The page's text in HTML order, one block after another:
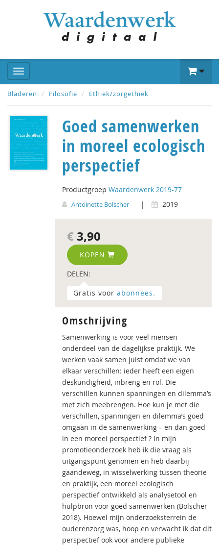
Bladeren Filosofie Ethiek/zorgethiek
Goed samenwerken
in moreel ecologisch
perspectief
Productgroep Waardenwerk 2019-77
Antoinette Bolscher | 2019
€ 3,90
KOPEN
DELEN:
Gratis voor abonnees.
Omschrijving
Samenwerking is voor veel mensen
onderdeel van de dagelijkse praktijk. We
werken vaak samen juist omdat we van
elkaar verschillen: ieder heeft een eigen
deskundigheid, inbreng en rol. Die
verschillen kunnen spanningen en dilemma’s
met zich meebrengen. Hoe kun je met die
verschillen, spanningen en dilemma’s goed
omgaan in de samenwerking – en dan goed
in een moreel perspectief ? In mijn
promotieonderzoek heb ik die vraag als
uitgangspunt genomen en heb daarbij
gaandeweg, in wisselwerking tussen theorie
en praktijk, een moreel ecologisch
perspectief ontwikkeld als analysetool en
hulpbron voor goed samenwerken (Bolscher
2018). Hoewel mijn onderzoeksterrein de
ouderenzorg was, hoop en verwacht ik dat dit
perspectief ook voor andere publieke